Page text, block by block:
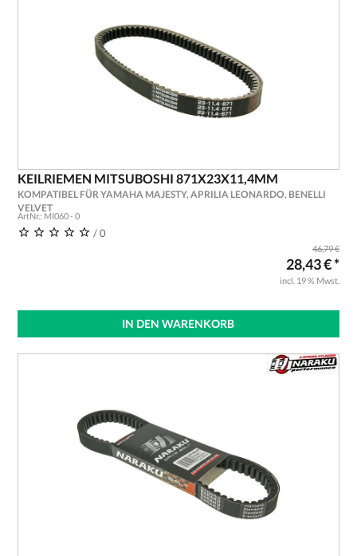
KEILRIEMEN MITSUBOSHI 871X23X11,4MM
KOMPATIBEL FÜR YAMAHA MAJESTY, APRILIA LEONARDO, BENELLI
VELVET
ArtNr.: MI060 - 0
/ 0
46,79 €
28,43 € *
incl. 19 % Mwst.
IN DEN WARENKORB